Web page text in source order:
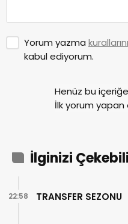
Yorum yazma kurallarını
kabul ediyorum.
Henüz bu
İlk yorum yapan
İlginizi
TRANSFER SEZONU
22:58